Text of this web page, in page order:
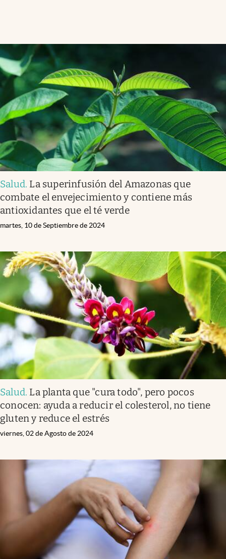
Salud. La superinfusión del Amazonas que
combate el envejecimiento y contiene más
antioxidantes que el té verde
martes, 10 de Septiembre de 2024
Salud. La planta que "cura todo", pero pocos
conocen: ayuda a reducir el colesterol, no tiene
gluten y reduce el estrés
viernes, 02 de Agosto de 2024